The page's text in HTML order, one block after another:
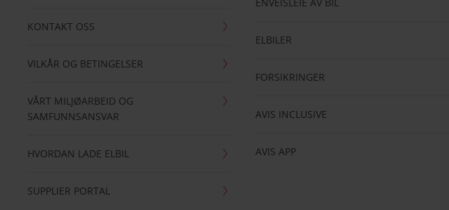
KONTAKT OSS
VILKÅR OG BETINGELSER
VÅRT MILJØARBEID OG
SAMFUNNSANSVAR
HVORDAN LADE ELBIL
SUPPLIER PORTAL
ELBILER
FORSIKRINGER
AVIS INCLUSIVE
AVIS APP